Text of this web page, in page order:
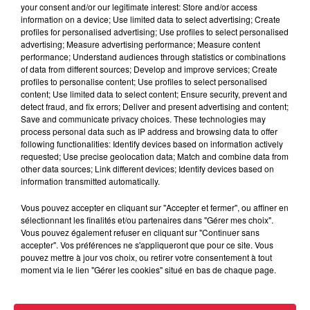
À Hoerdt, de l’eau brune sort des robinets
l’eau brune s’écouler de leurs robinets. Face aux
your consent and/or our legitimate interest: Store and/or access
information on a device; Use limited data to select advertising; Create
profiles for personalised advertising; Use profiles to select personalised
advertising; Measure advertising performance; Measure content
performance; Understand audiences through statistics or combinations
of data from different sources; Develop and improve services; Create
profiles to personalise content; Use profiles to select personalised
content; Use limited data to select content; Ensure security, prevent and
detect fraud, and fix errors; Deliver and present advertising and content;
Save and communicate privacy choices. These technologies may
process personal data such as IP address and browsing data to offer
following functionalities: Identify devices based on information actively
requested; Use precise geolocation data; Match and combine data from
other data sources; Link different devices; Identify devices based on
information transmitted automatically.
Vous pouvez accepter en cliquant sur "Accepter et fermer", ou affiner en
sélectionnant les finalités et/ou partenaires dans "Gérer mes choix".
Vous pouvez également refuser en cliquant sur "Continuer sans
accepter". Vos préférences ne s'appliqueront que pour ce site. Vous
pouvez mettre à jour vos choix, ou retirer votre consentement à tout
moment via le lien "Gérer les cookies" situé en bas de chaque page.